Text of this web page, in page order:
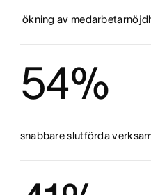
ökning av
54%
snabbare slutförda